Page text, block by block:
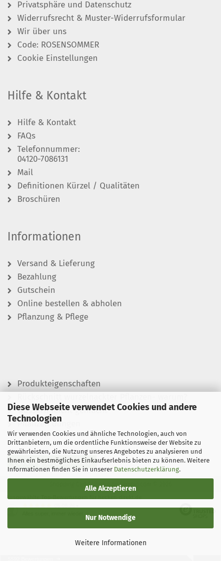
Diese Webseite verwendet Cookies und andere
Technologien
Wir verwenden Cookies und ähnliche Technologien, auch von
Drittanbietern, um die ordentliche Funktionsweise der Website zu
gewährleisten, die Nutzung unseres Angebotes zu analysieren und
Ihnen ein bestmögliches Einkaufserlebnis bieten zu können. Weitere
Informationen finden Sie in unserer Datenschutzerklärung.
Alle Akzeptieren
Nur Notwendige
Weitere Informationen
Privatsphäre und Datenschutz
Widerrufsrecht & Muster-Widerrufsformular
Wir über uns
Code: ROSENSOMMER
Cookie Einstellungen
Hilfe & Kontakt
Hilfe & Kontakt
FAQs
Telefonnummer:
04120-7086131
Mail
Definitionen Kürzel / Qualitäten
Broschüren
Informationen
Versand & Lieferung
Bezahlung
Gutschein
Online bestellen & abholen
Pflanzung & Pflege
Produkteigenschaften
Wässern leicht gemacht
Pflanzen düngen
Vertrag widerrufen
Shopping Cart Software by Gambio.com © 2026
Ausgewählte Top-Bewertungen für hecken-direkt.de